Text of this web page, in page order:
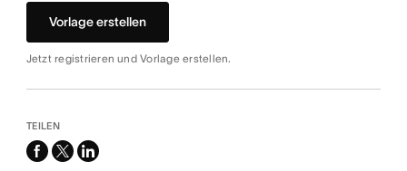
Vorlage erstellen
Jetzt registrieren und Vorlage erstellen.
TEILEN
facebook
x-
linkedin